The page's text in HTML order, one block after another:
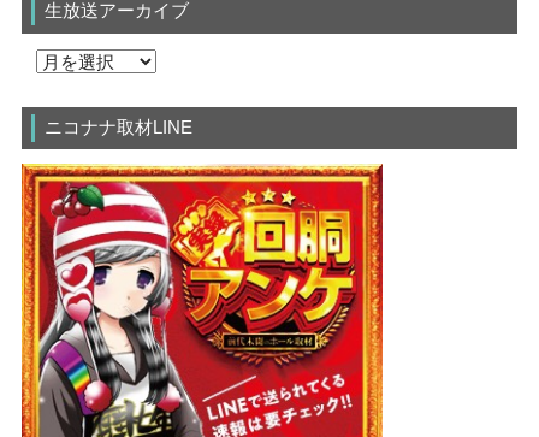
生放送アーカイブ
ニコナナ取材LINE